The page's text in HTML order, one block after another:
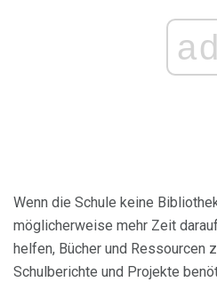
ad
Wenn die Schule keine
möglicherweise mehr Zeit
helfen, Bücher und Ressourcen
Schulberichte und Projekte